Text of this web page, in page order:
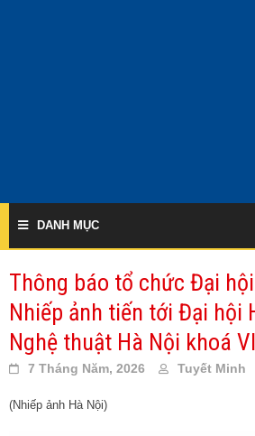
DANH MỤC
Thông báo tổ chức Đại
Nhiếp ảnh tiến tới Đại hội
Nghệ thuật Hà Nội khoá
7 Tháng Năm, 2026 Tuyết Minh
(Nhiếp ảnh Hà Nội)